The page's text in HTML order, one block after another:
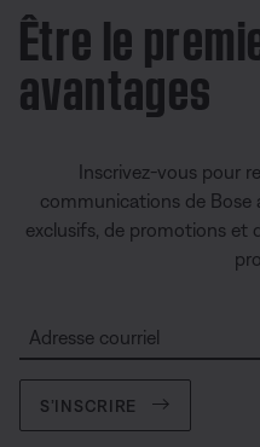
Être le
avantages
Inscrivez-vous pour
communications de Bose
exclusifs, de promotions et
Adresse courriel
S’INSCRIRE